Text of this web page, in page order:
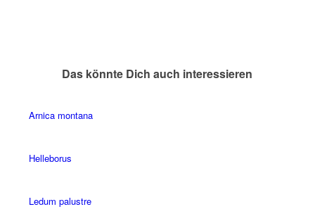
Das könnte Dich auch interessieren
Arnica montana
Helleborus
Ledum palustre